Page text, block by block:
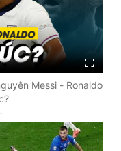
Messi - Ronaldo